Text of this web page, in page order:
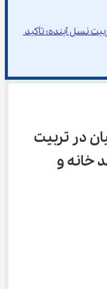
نسل آینده؛ تأکید
در تربیت
خانه و